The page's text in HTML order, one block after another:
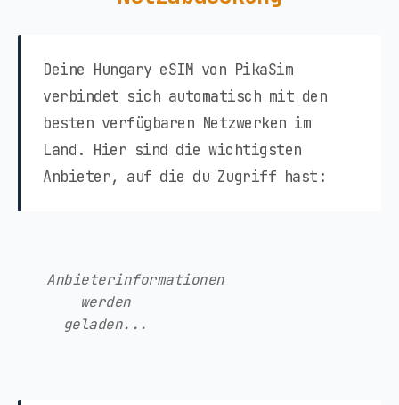
Deine Hungary eSIM von PikaSim
verbindet sich automatisch mit den
besten verfügbaren Netzwerken im
Land. Hier sind die wichtigsten
Anbieter, auf die du Zugriff hast:
Anbieterinformationen
werden
geladen...